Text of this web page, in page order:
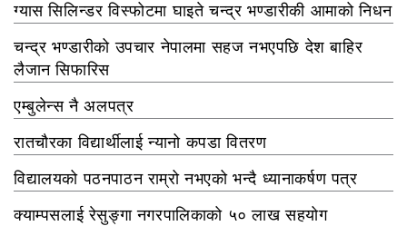
ग्यास सिलिन्डर विस्फोटमा घाइते चन्द्र भण्डारीकी आमाको निधन
चन्द्र भण्डारीको उपचार नेपालमा सहज नभएपछि देश बाहिर
लैजान सिफारिस
एम्बुलेन्स नै अलपत्र
रातचौरका विद्यार्थीलाई न्यानो कपडा वितरण
विद्यालयको पठनपाठन राम्रो नभएको भन्दै ध्यानाकर्षण पत्र
क्याम्पसलाई रेसुङ्गा नगरपालिकाको ५० लाख सहयोग